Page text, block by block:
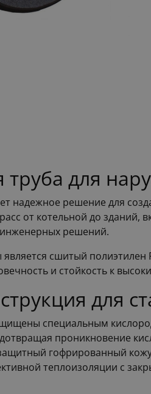
для
надежное решение для
от котельной до
инженерных решений.
сшитый
и стойкость к
для
специальным
проникновение
гофрированный
теплоизоляции с